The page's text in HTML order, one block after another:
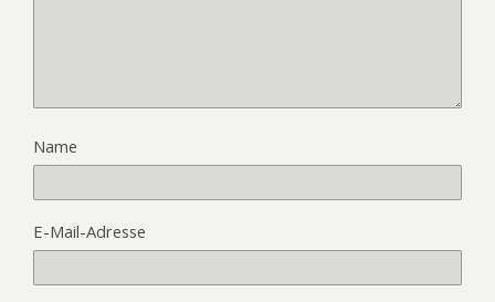
Name
E-Mail-Adresse